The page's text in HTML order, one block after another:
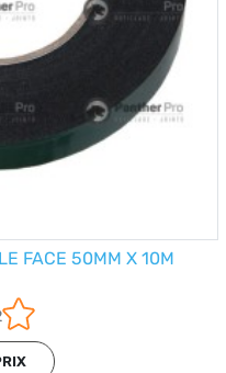
FACE 50MM X 10M